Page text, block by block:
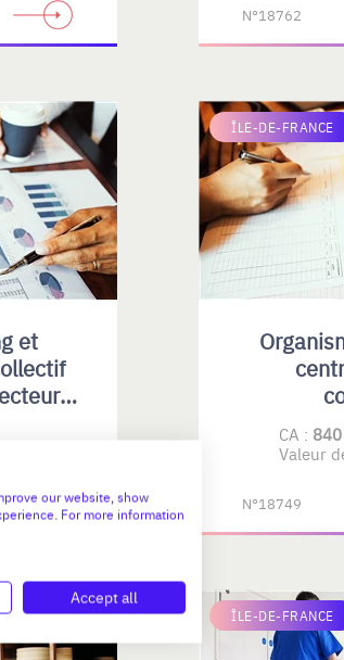
N°18762
et
ÎLE-DE-FRANCE
CA :
Valeur
N°18749
ÎLE-DE-FRANCE
our website, show
For more information
Accept all